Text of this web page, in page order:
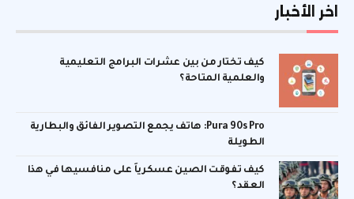
اخر الأخبار
كيف تختار من بين عشرات البرامج التعليمية
والعلمية المتاحة؟
Pura 90s Pro: هاتف يجمع التصوير الفائق والبطارية
الطويلة
كيف تفوقت الصين عسكرياً على منافسيها في هذا
العقد؟